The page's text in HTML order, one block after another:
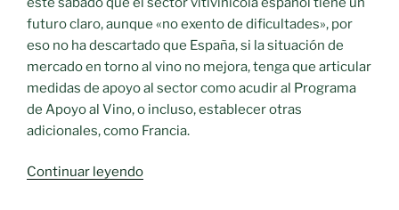
futuro claro, aunque «no exento de dificultades», por
eso no ha descartado que España, si la situación de
mercado en torno al vino no mejora, tenga que articular
medidas de apoyo al sector como acudir al Programa
de Apoyo al Vino, o incluso, establecer otras
adicionales, como Francia.
Continuar leyendo«El